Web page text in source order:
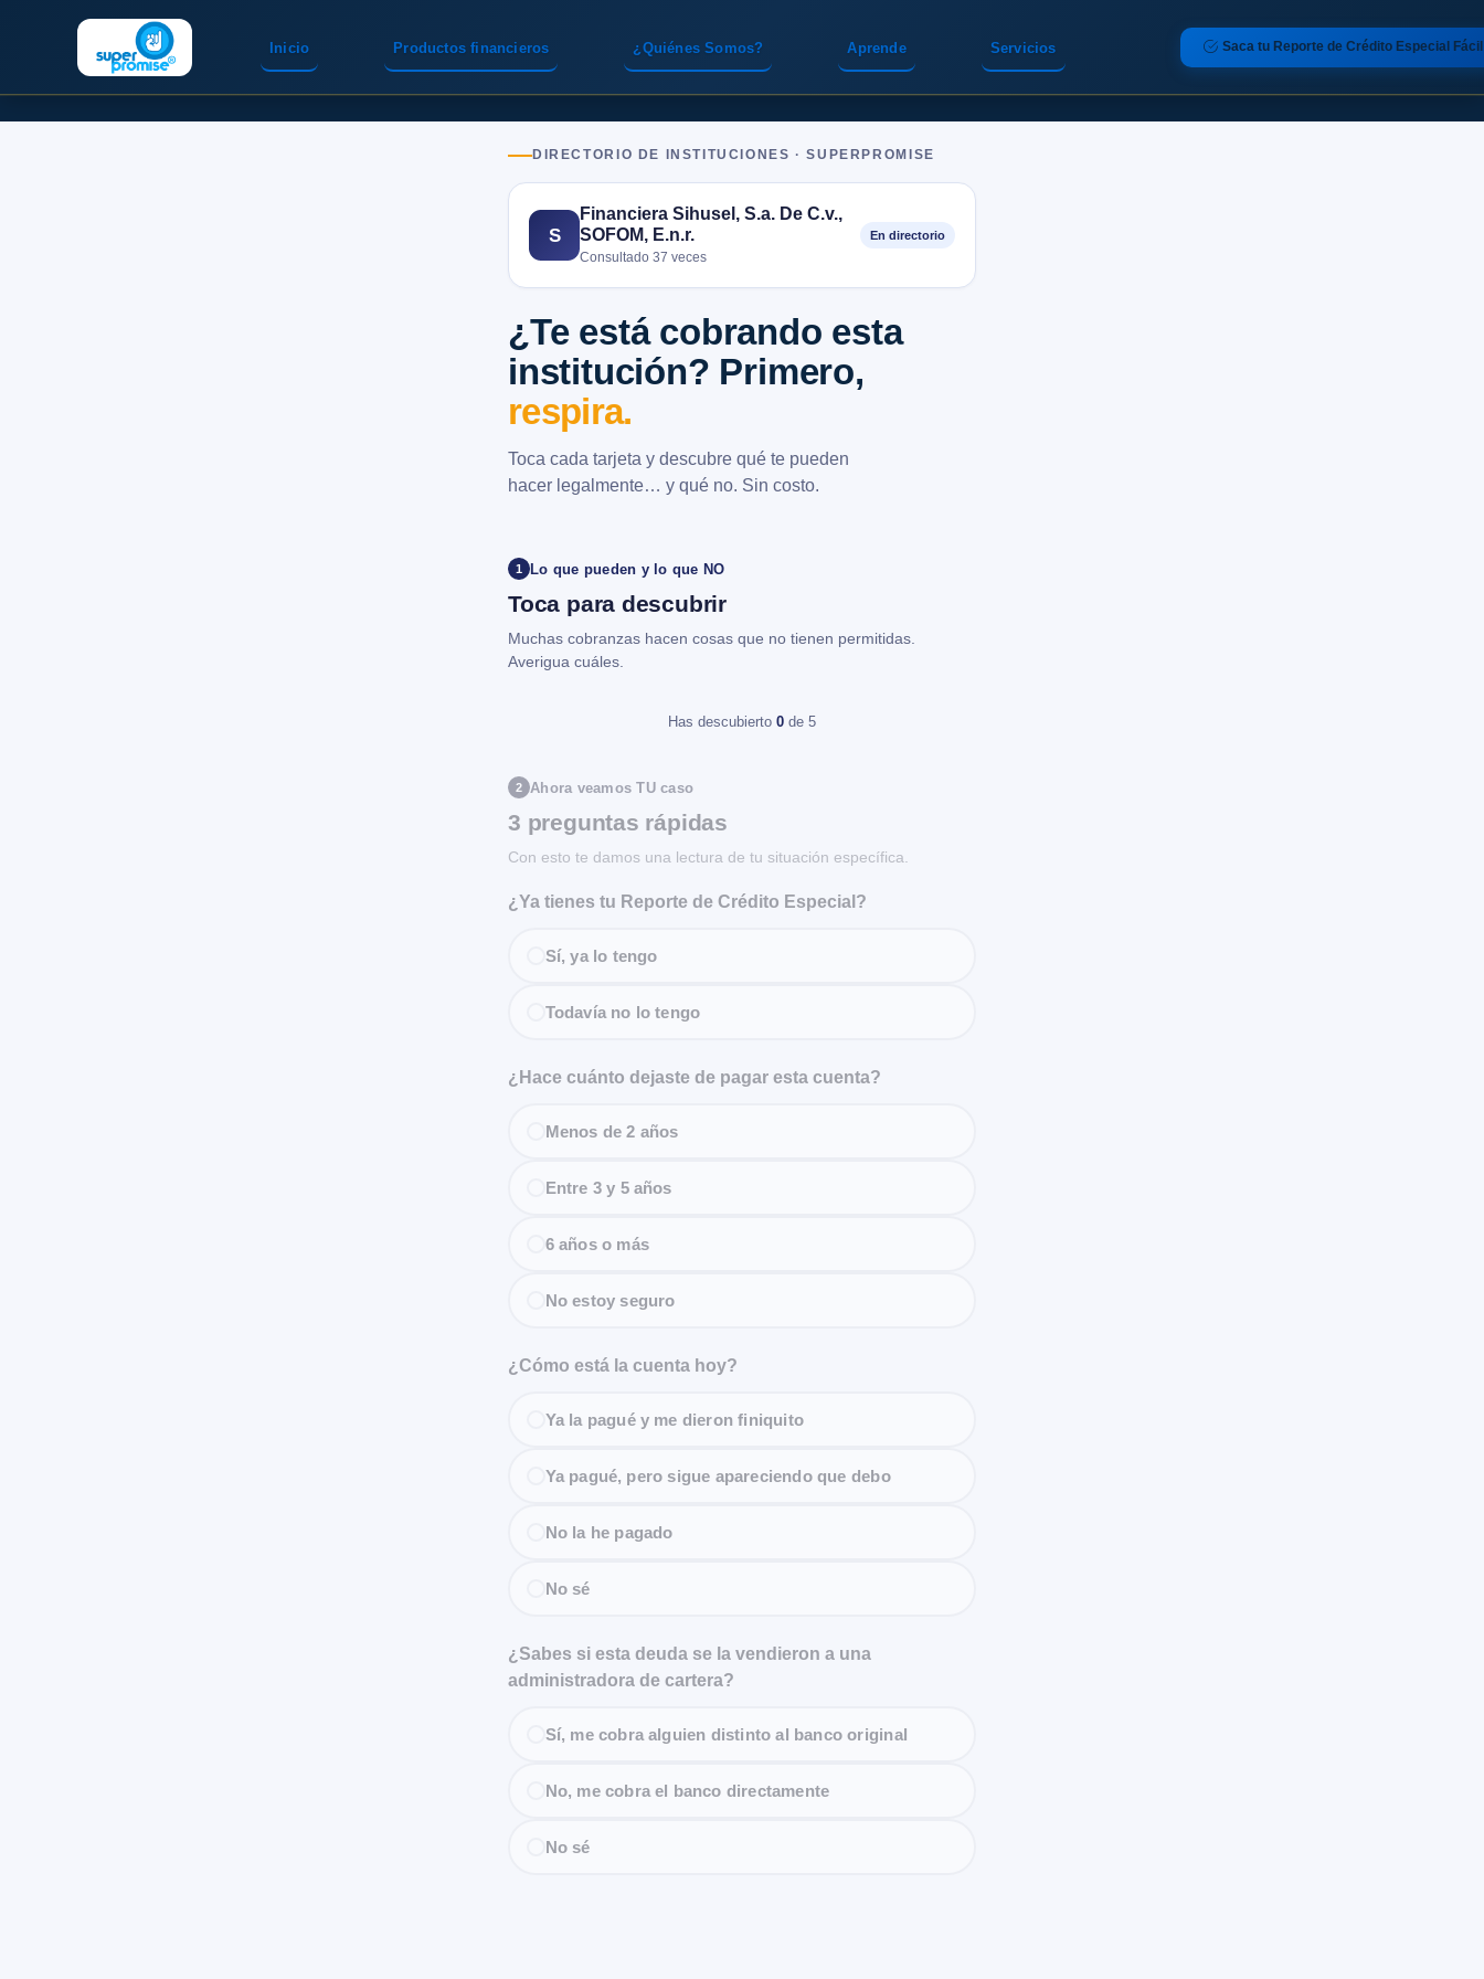
Inicio Servicios
Productos financieros ¿Quiénes Somos? Aprende Saca tu Reporte de Crédito Especial Fácil
DIRECTORIO DE INSTITUCIONES · SUPERPROMISE
S
Financiera Sihusel, S.a. De C.v.,
SOFOM, E.n.r.
Consultado 37 veces
En directorio
¿Te está cobrando esta
institución? Primero,
respira.
Toca cada tarjeta y descubre qué te pueden
hacer legalmente… y qué no. Sin costo.
1 Lo que pueden y lo que NO
Toca para descubrir
Muchas cobranzas hacen cosas que no tienen permitidas.
Averigua cuáles.
Has descubierto 0 de 5
2 Ahora veamos TU caso
3 preguntas rápidas
Con esto te damos una lectura de tu situación específica.
¿Ya tienes tu Reporte de Crédito Especial?
Sí, ya lo tengo
Todavía no lo tengo
¿Hace cuánto dejaste de pagar esta cuenta?
Menos de 2 años
Entre 3 y 5 años
6 años o más
No estoy seguro
¿Cómo está la cuenta hoy?
Ya la pagué y me dieron finiquito
Ya pagué, pero sigue apareciendo que debo
No la he pagado
No sé
¿Sabes si esta deuda se la vendieron a una
administradora de cartera?
Sí, me cobra alguien distinto al banco original
No, me cobra el banco directamente
No sé